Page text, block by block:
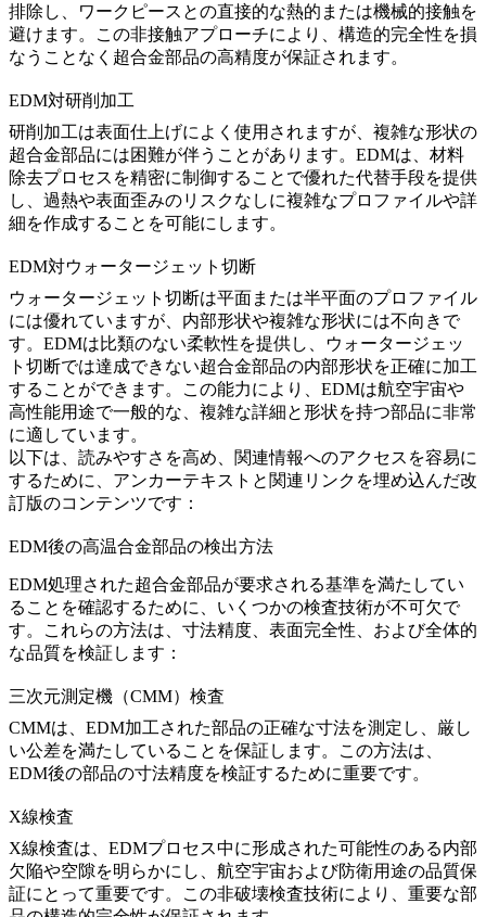
排除し、ワークピースとの直接的な熱的または機械的接触を
避けます。この非接触アプローチにより、構造的完全性を損
なうことなく超合金部品の高精度が保証されます。
EDM対研削加工
研削加工は表面仕上げによく使用されますが、複雑な形状の
超合金部品には困難が伴うことがあります。EDMは、材料
除去プロセスを精密に制御することで優れた代替手段を提供
し、過熱や表面歪みのリスクなしに複雑なプロファイルや詳
細を作成することを可能にします。
EDM対ウォータージェット切断
ウォータージェット切断は平面または半平面のプロファイル
には優れていますが、内部形状や複雑な形状には不向きで
す。EDMは比類のない柔軟性を提供し、ウォータージェッ
ト切断では達成できない超合金部品の内部形状を正確に加工
することができます。この能力により、EDMは航空宇宙や
高性能用途で一般的な、複雑な詳細と形状を持つ部品に非常
に適しています。
以下は、読みやすさを高め、関連情報へのアクセスを容易に
するために、アンカーテキストと関連リンクを埋め込んだ改
訂版のコンテンツです：
EDM後の高温合金部品の検出方法
EDM処理された超合金部品が要求される基準を満たしてい
ることを確認するために、いくつかの検査技術が不可欠で
す。これらの方法は、寸法精度、表面完全性、および全体的
な品質を検証します：
三次元測定機（CMM）検査
CMMは、EDM加工された部品の正確な寸法を測定し、厳し
い公差を満たしていることを保証します。この方法は、
EDM後の部品の寸法精度を検証するために重要です。
X線検査
X線検査は、EDMプロセス中に形成された可能性のある内部
欠陥や空隙を明らかにし、航空宇宙および防衛用途の品質保
証にとって重要です。この非破壊検査技術により、重要な部